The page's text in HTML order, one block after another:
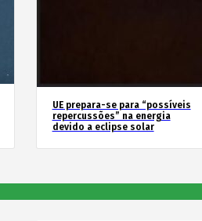
UE prepara-se para “possíveis
repercussões” na energia
devido a eclipse solar